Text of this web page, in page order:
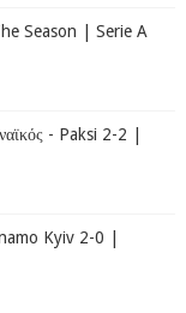
Season | Serie A
- Paksi 2-2 |
Kyiv 2-0 |